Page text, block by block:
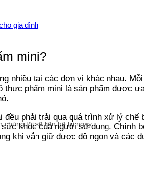
chúng tôi sẽ liên hệ lại ngay.
gia đình
mini?
nhiều tại các đơn vị khác nhau.
thực phẩm mini là sản phẩm được
phải trải qua quá trình xử lý
khoẻ của người sử dụng. Chính
khi vẫn giữ được độ ngon và các